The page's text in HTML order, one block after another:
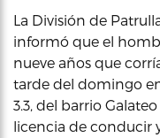
La División de
informó que el
nueve años que
tarde del domingo
3.3, del barrio
licencia de conducir